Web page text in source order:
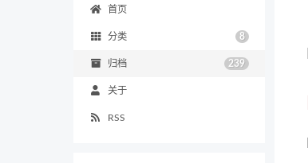
首页
分类 8
归档 239
关于
RSS